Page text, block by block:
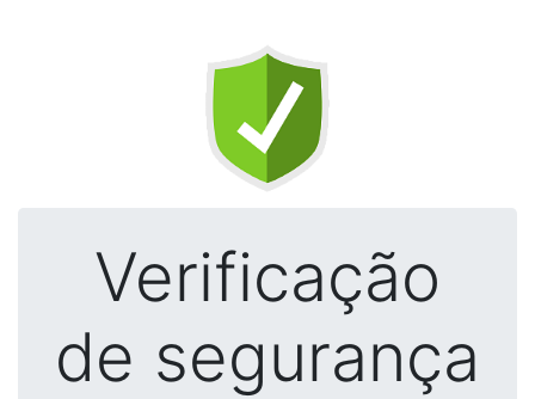
Verificação
de segurança